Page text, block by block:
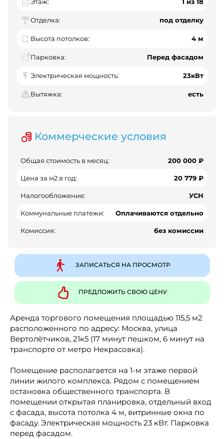
Отделка: под отделку
Высота потолков: 4 м
Парковка: Перед фасадом
Электрическая мощность: 23кВт
Вытяжка: есть
Коммерческие условия
Общая стоимость в месяц: 200 000 ₽
Цена за м2 в год: 20 779 ₽
Налогообложение: УСН
Коммунальные платежи: Оплачиваются отдельно
Комиссия: без комиссии
ЗАПИСАТЬСЯ НА ПРОСМОТР
ПРЕДЛОЖИТЬ СВОЮ ЦЕНУ
Аренда торгового помещения площадью 115,5 м2
расположенного по адресу: Москва, улица
Вертолётчиков, 21к5 (17 минут пешком, 6 минут на
транспорте от метро Некрасовка).
Помещение располагается на 1-м этаже первой
линии жилого комплекса. Рядом с помещением
остановка общественного транспорта. В
помещении открытая планировка, отдельный вход
с фасада, высота потолка 4 м, витринные окна по
фасаду. Электрическая мощность 23 кВт. Парковка
перед фасадом.